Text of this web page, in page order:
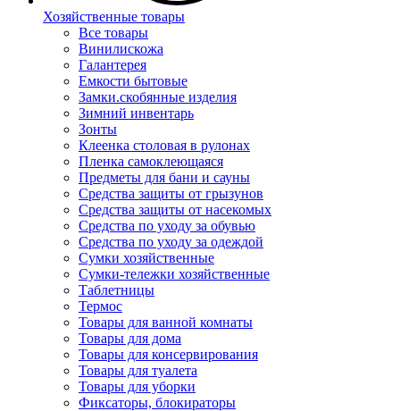
Хозяйственные товары
Все товары
Винилискожа
Галантерея
Емкости бытовые
Замки.скобянные изделия
Зимний инвентарь
Зонты
Клеенка столовая в рулонах
Пленка самоклеющаяся
Предметы для бани и сауны
Средства защиты от грызунов
Средства защиты от насекомых
Средства по уходу за обувью
Средства по уходу за одеждой
Сумки хозяйственные
Сумки-тележки хозяйственные
Таблетницы
Термос
Товары для ванной комнаты
Товары для дома
Товары для консервирования
Товары для туалета
Товары для уборки
Фиксаторы, блокираторы